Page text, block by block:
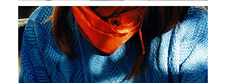
2018
Le futur de la
Beauté